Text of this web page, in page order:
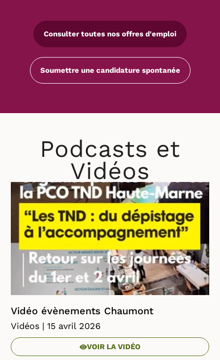
Consulter toutes nos offres d'emploi
Soumettre une candidature spontanée
Podcasts et
Vidéos
Vidéo évènements Chaumont
Vidéos | 15 avril 2026
VOIR LA VIDÉO